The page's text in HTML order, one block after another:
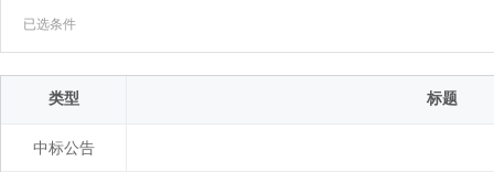
已选条件
类型 标题
中标公告